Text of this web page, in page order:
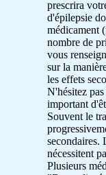
prescrira
d'épilepsie
médicament
nombre de
vous
sur la
les effets
N'hésitez
important
Souvent le
secondaires.
nécessitent
Plusieurs